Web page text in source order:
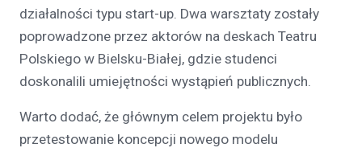
działalności typu start-up. Dwa warsztaty zostały
poprowadzone przez aktorów na deskach Teatru
Polskiego w Bielsku-Białej, gdzie studenci
doskonalili umiejętności wystąpień publicznych.
Warto dodać, że głównym celem projektu było
przetestowanie koncepcji nowego modelu